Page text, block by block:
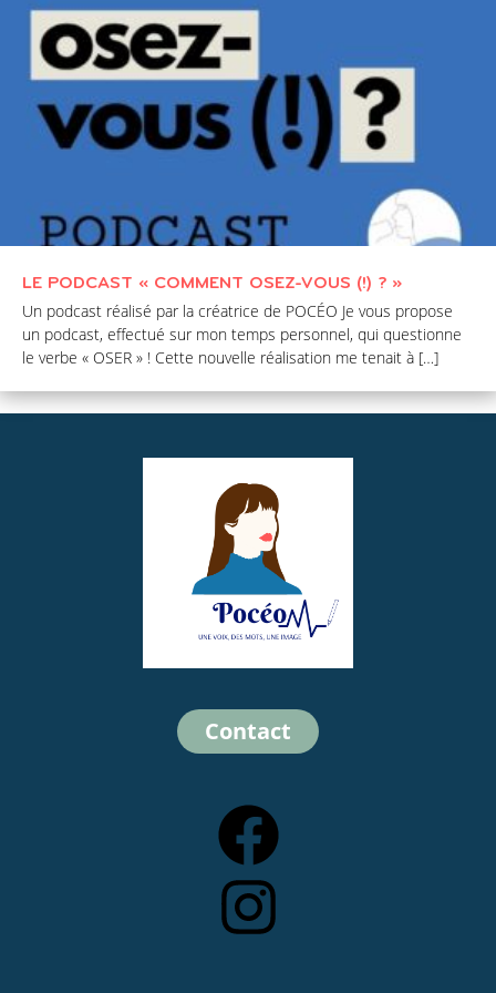
LE PODCAST « COMMENT OSEZ-VOUS (!) ? »
Un podcast réalisé par la créatrice de POCÉO Je vous propose
un podcast, effectué sur mon temps personnel, qui questionne
le verbe « OSER » ! Cette nouvelle réalisation me tenait à […]
Contact
Facebook
Instagram